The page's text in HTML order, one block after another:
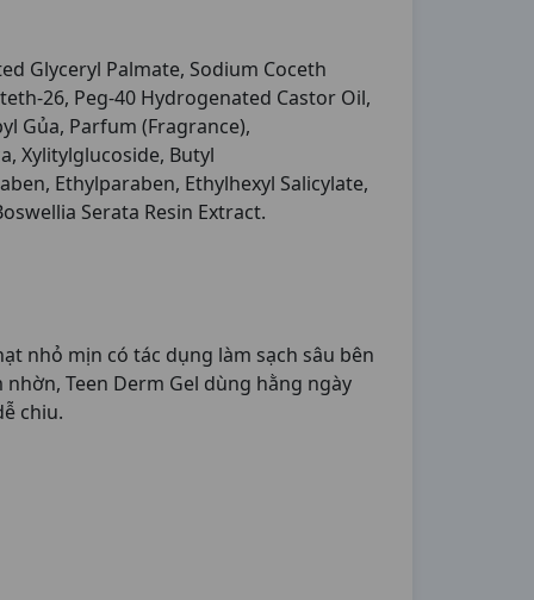
Glyceryl Palmate, Sodium Coceth
26, Peg-40 Hydrogenated Castor Oil,
Gủa, Parfum (Fragrance),
Xylitylglucoside, Butyl
Ethylparaben, Ethylhexyl Salicylate,
Serata Resin Extract.
nhỏ mịn có tác dụng làm sạch sâu bên
Teen Derm Gel dùng hằng ngày
chiu.